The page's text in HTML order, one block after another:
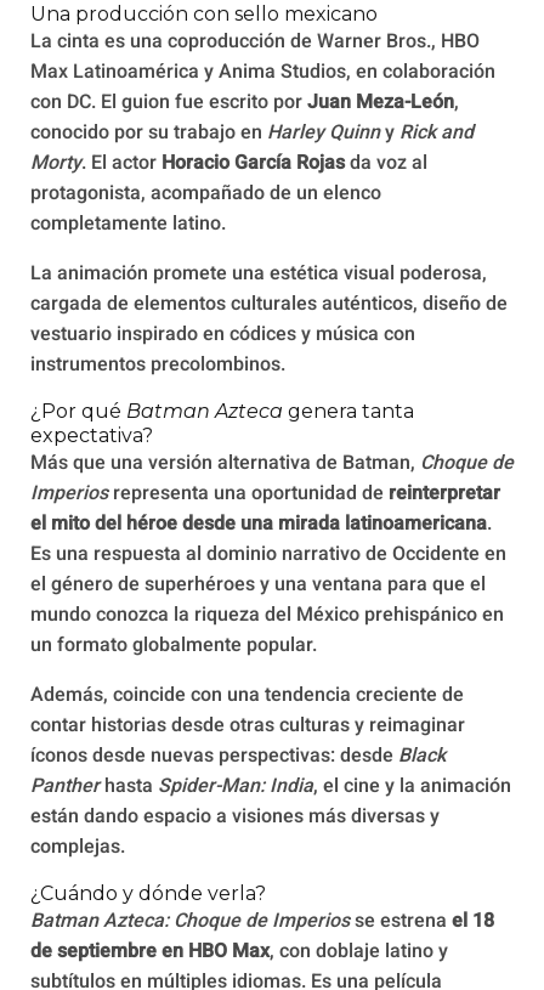
Una producción con sello mexicano
La cinta es una coproducción de Warner Bros., HBO
Max Latinoamérica y Anima Studios, en colaboración
con DC. El guion fue escrito porJuan Meza-León,
conocido por su trabajo en Harley Quinny Rick and
Morty. El actor Horacio García Rojasda voz al
protagonista, acompañado de un elenco
completamente latino.
La animación promete una estética visual poderosa,
cargada de elementos culturales auténticos, diseño de
vestuario inspirado en códices y música con
instrumentos precolombinos.
¿Por qué Batman Azteca genera tanta
expectativa?
Más que una versión alternativa de Batman, Choque de
Imperiosrepresenta una oportunidad de reinterpretar
el mito del héroe desde una mirada latinoamericana.
Es una respuesta al dominio narrativo de Occidente en
el género de superhéroes y una ventana para que el
mundo conozca la riqueza del México prehispánico en
un formato globalmente popular.
Además, coincide con una tendencia creciente de
contar historias desde otras culturas y reimaginar
íconos desde nuevas perspectivas: desde Black
Pantherhasta Spider-Man: India, el cine y la animación
están dando espacio a visiones más diversas y
complejas.
¿Cuándo y dónde verla?
Batman Azteca: Choque de Imperiosse estrena el 18
de septiembre en HBO Max, con doblaje latino y
subtítulos en múltiples idiomas. Es una película